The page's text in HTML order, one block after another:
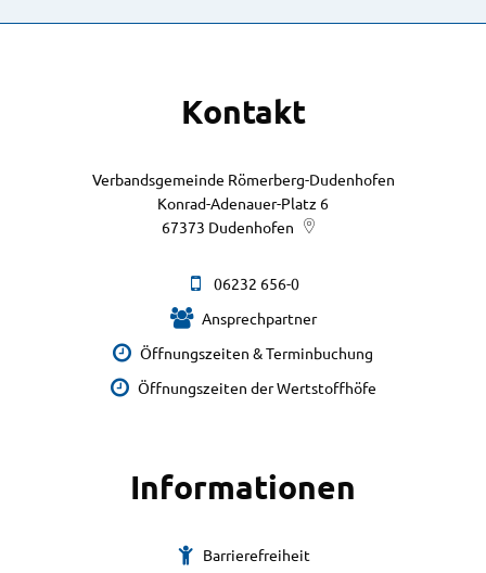
Kontakt
Verbandsgemeinde Römerberg-Dudenhofen
Konrad-Adenauer-Platz 6
67373 Dudenhofen
06232 656-0
Ansprechpartner
Öffnungszeiten & Terminbuchung
Öffnungszeiten der Wertstoffhöfe
Informationen
Barrierefreiheit